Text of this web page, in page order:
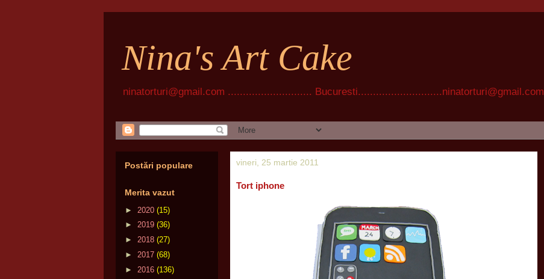
Nina's Art Cake
ninatorturi@gmail.com ............................ Bucuresti............................ninatorturi@gmail.com
vineri, 25 martie 2011
Tort iphone
Postări populare
Merita vazut
► 2020 (15)
► 2019 (36)
► 2018 (27)
► 2017 (68)
► 2016 (136)